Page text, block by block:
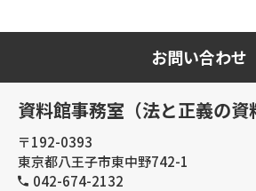
お問い合わせ
資料館事務室（法と正義の資
〒192-0393
東京都八王子市東中野742-1
042-674-2132